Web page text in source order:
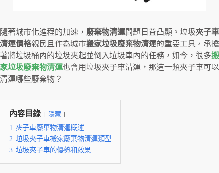
隨著城市化進程的加速， 廢棄物清運問題日益凸顯。垃圾夾子車
清運價格親民且作為城市搬家垃圾廢棄物清運的重要工具，承擔
著將垃圾桶內的垃圾夾起並倒入垃圾車內的任務，如今，很多搬
家垃圾廢棄物清運也會用垃圾夾子車清運，那這一類夾子車可以
清運哪些廢棄物？
內容目錄 隱藏
1 夾子車廢棄物清運概述
2 垃圾夾子車搬家廢棄物清運類型
3 垃圾夾子車的優勢和效果